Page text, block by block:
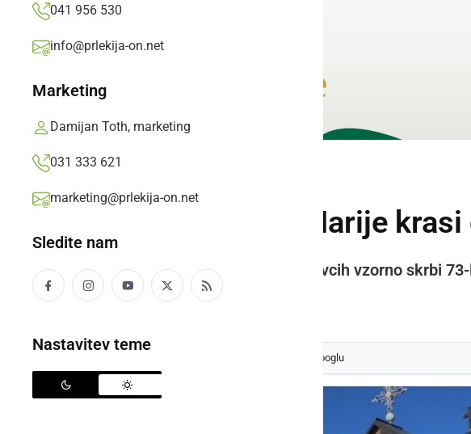
041 956 530
info@prlekija-on.net
Marketing
Damijan Toth, marketing
031 333 621
marketing@prlekija-on.net
Sledite nam
Nastavitev teme
Kapela kraljice Marije
Za kapelo v Novi vasi pri Markovcih vzorno skrbi
Prlekija-on.net,torek, 13. december 2016 ob 13:29
kot svoj prednostni vir na Googlu